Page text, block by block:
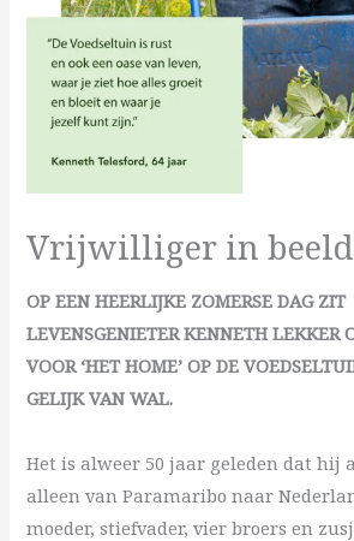
Vrijwilliger in
OP EEN HEERLIJKE ZOMERSE DAG ZIT
LEVENSGENIETERKENNETH LEKKER
VOOR ‘HETHOME’ OP DE
GELIJK VAN WAL.
Het is alweer 50 jaar geleden dat hij
alleen van Paramaribo naar
moeder, stiefvader, vier broers en